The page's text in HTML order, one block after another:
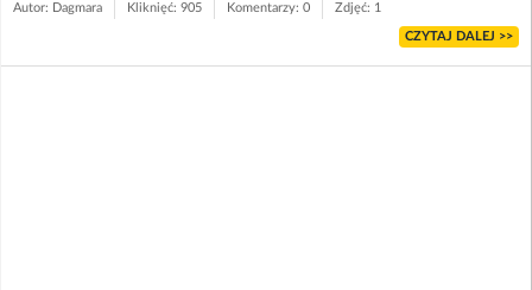
Autor: Dagmara Kliknięć: 905 Komentarzy: 0 Zdjęć: 1
CZYTAJ DALEJ >>